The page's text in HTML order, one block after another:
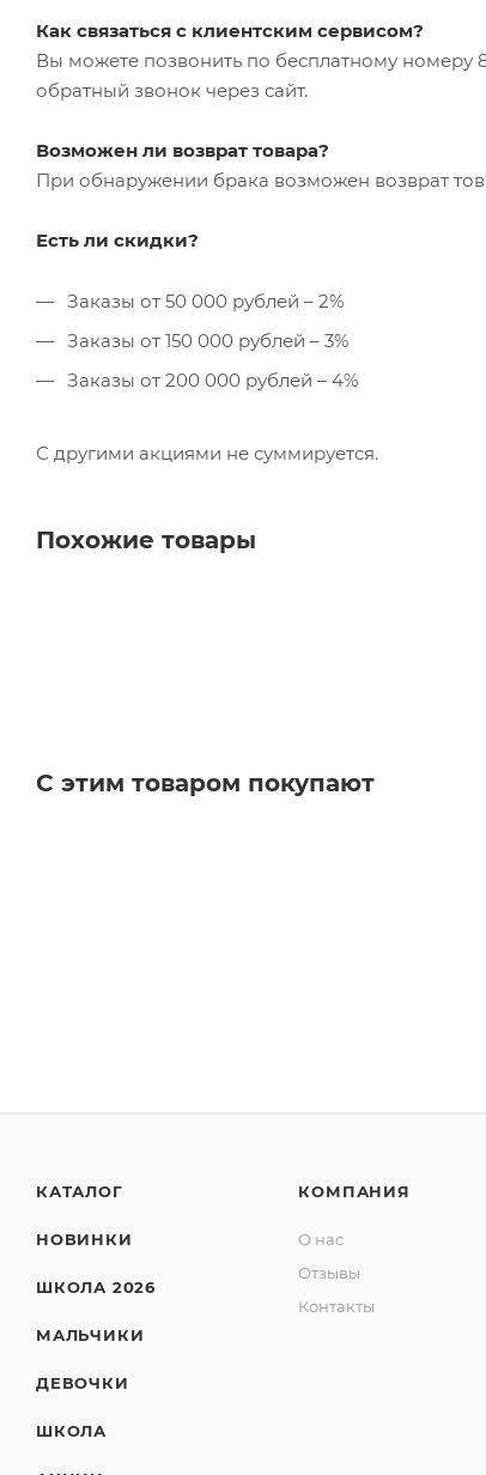
Как связаться с клиентским сервисом?
Вы можете позвонить по бесплатному номеру
обратный звонок через сайт.
Возможен ли возврат товара?
При обнаружении брака возможен возврат
Есть ли скидки?
Заказы от 50 000 рублей – 2%
Заказы от 150 000 рублей – 3%
Заказы от 200 000 рублей – 4%
С другими акциями не суммируется.
Похожие товары
С этим товаром покупают
КАТАЛОГ
НОВИНКИ
ШКОЛА 2026
МАЛЬЧИКИ
ДЕВОЧКИ
ШКОЛА
КОМПАНИЯ
О нас
Отзывы
Контакты